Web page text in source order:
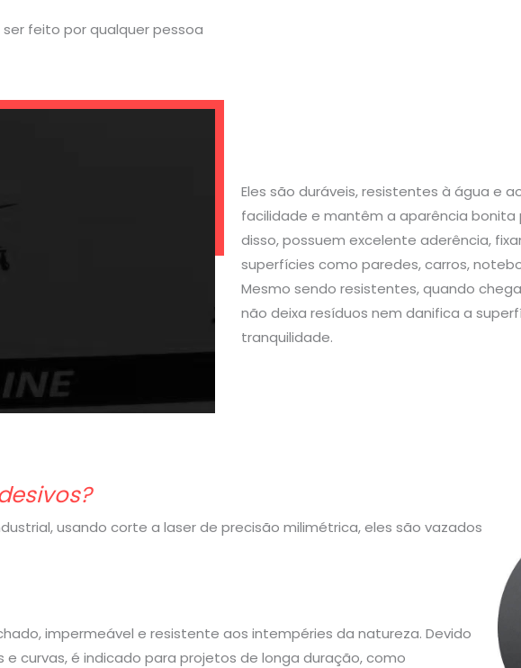
feito por qualquer pessoa
Eles são duráveis, resistentes à água e
facilidade e mantêm a aparência bonita
disso, possuem excelente aderência,
superfícies como paredes, carros,
Mesmo sendo resistentes, quando
não deixa resíduos nem danifica a
tranquilidade.
usando corte a laser de precisão milimétrica, eles são vazados
impermeável e resistente aos intempéries da natureza. Devido
curvas, é indicado para projetos de longa duração, como